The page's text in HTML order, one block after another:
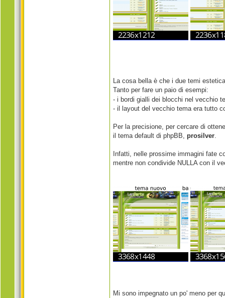
La cosa bella è che i due temi
Tanto per fare un paio di esempi:
- i bordi gialli dei blocchi nel vecchio
- il layout del vecchio tema era tutto
Per la precisione, per cercare di
il tema default di phpBB,prosilver.
Infatti, nelle prossime immagini fate
mentre non condivide NULLA con il
Mi sono impegnato un po' meno per